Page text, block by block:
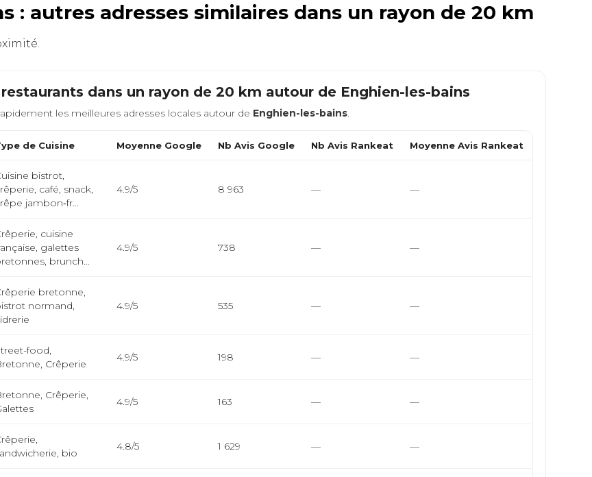
: autres adresses similaires dans un rayon de 20 km
dans un rayon de 20 km autour de Enghien-les-bains
les meilleures adresses locales autour de Enghien-les-bains.
de Cuisine Moyenne Google Nb Avis Google Nb Avis Rankeat Moyenne Avis Rankeat
bistrot,
café, snack,
jambon‑fr...
4.9/5 8 963 — —
cuisine
galettes
brunch...
4.9/5 738 — —
bretonne,
normand,
4.9/5 535 — —
food,
Crêperie
4.9/5 198 — —
Crêperie,
4.9/5 163 — —
bio
4.8/5 1 629 — —